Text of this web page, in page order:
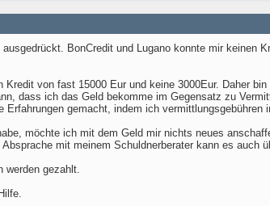
BonCredit und Lugano konnte mir keinen
Kredit von fast 15000 Eur und keine 3000Eur. Daher
dass ich das Geld bekomme im Gegensatz zu
Erfahrungen gemacht, indem ich
möchte ich mit dem Geld mir nichts neues
mit meinem Schuldnerberater kann es auch
werden gezahlt.